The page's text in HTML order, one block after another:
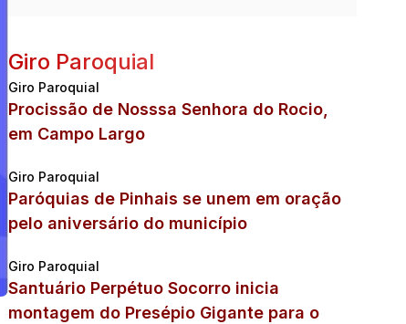
Giro Paroquial
Giro Paroquial
Procissão de Nosssa Senhora do Rocio,
em Campo Largo
Giro Paroquial
Paróquias de Pinhais se unem em oração
pelo aniversário do município
Giro Paroquial
Santuário Perpétuo Socorro inicia
montagem do Presépio Gigante para o